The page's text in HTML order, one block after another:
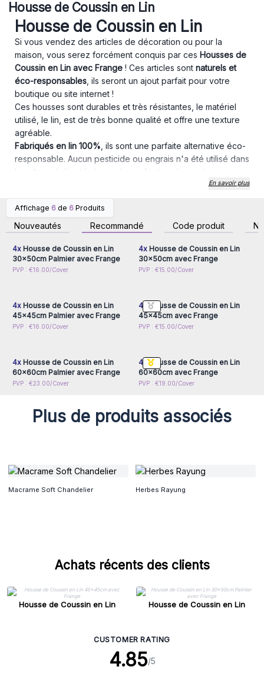
Housse de Coussin en Lin
Housse de Coussin en Lin
Si vous vendez des articles de décoration ou pour la
maison, vous serez forcément conquis par ces Housses de
Coussin en Lin avec Frange! Ces articles sont naturels et
éco-responsables, ils seront un ajout parfait pour votre
boutique ou site internet !
Ces housses sont durables et très résistantes, le matériel
utilisé, le lin, est de très bonne qualité et offre une texture
agréable.
Fabriqués en lin 100%, ils sont une parfaite alternative éco-
responsable. Aucun pesticide ou engrais n'a été utilisé dans
la culture du lin utilisé pour la confection de ces housses.
Après chaque lavage, les housses deviendront de plus en
plus douces, en effet, les cycles de lavage étirent et
détendent les fibres de lin, les rendant
douces.
fermeture éclaire. Vous avez le choix entre deux modèles :
vierge ou avec un palmier peint à la main.
En savoir plus
Affichage 6 de 6 Produits
Nouveautés Recommandé Code produit
Connectez-vous ou
inscrivez-vous pour
accéder aux prix de gros
4xHousse de Coussin en Lin
30x50cm Palmier avec Frange
PVP : €16.00/Cover
inscrivez-vous pour
accéder aux prix de gros
4xHousse de Coussin en Lin
30x50cm avec Frange
PVP : €15.00/Cover
Connectez-vous ou
4xHousse de Coussin en Lin
45x45cm Palmier avec Frange
PVP : €16.00/Cover
Connectez-vous ou
4x Housse de Coussin en Lin
45x45cm avec Frange
PVP : €15.00/Cover
Connectez-vous ou
4xHousse de Coussin en Lin
60x60cm Palmier avec Frange
PVP : €23.00/Cover
Connectez-vous ou
4x Housse de Coussin en Lin
60x60cm avec Frange
PVP : €19.00/Cover
Plus de produits associés
Macrame Soft Chandelier Herbes Rayung
Achats récents des clients
Housse de Coussin en Lin
Housse de Coussin en Lin
CUSTOMER RATING
4.85/5